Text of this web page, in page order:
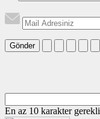
Gönder
En az 10 karakter gerekli